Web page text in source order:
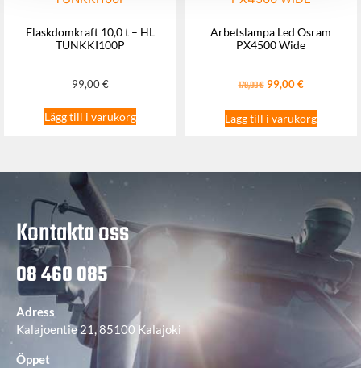
Flaskdomkraft 10,0 t – HL
TUNKKI100P
99,00€
Lägg till i varukorg
Arbetslampa Led Osram
PX4500 Wide
179,00€ 99,00€
Lägg till i varukorg
Kontakta oss
08 460 085
Adress
Kalajoentie 21, 85100 Kalajoki
Öppet